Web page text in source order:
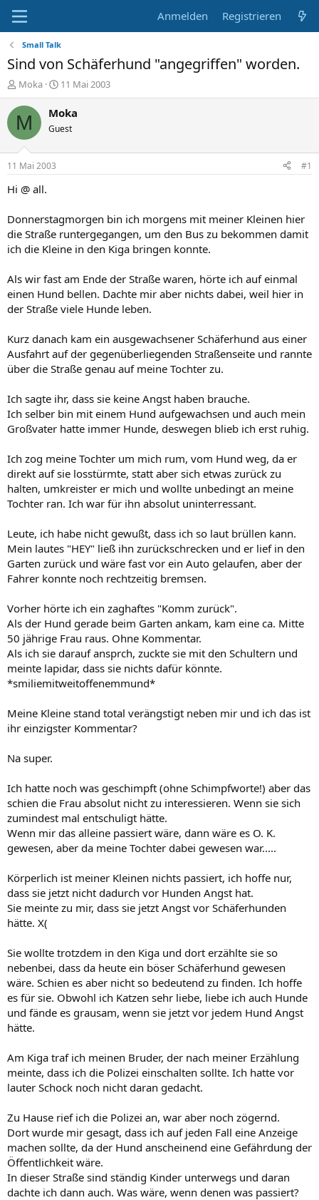
Anmelden Registrieren
Small Talk
Sind von Schäferhund "angegriffen" worden.
E
r
s
t
e
Moka
E
r
s
e
t
11 Mai 2003
M Moka
Guest
11 Mai 2003 #1
Hi @ all.
Donnerstagmorgen bin ich morgens mit meiner Kleinen hier
die Straße runtergegangen, um den Bus zu bekommen damit
ich die Kleine in den Kiga bringen konnte.
Als wir fast am Ende der Straße waren, hörte ich auf einmal
einen Hund bellen. Dachte mir aber nichts dabei, weil hier in
der Straße viele Hunde leben.
Kurz danach kam ein ausgewachsener Schäferhund aus einer
Ausfahrt auf der gegenüberliegenden Straßenseite und rannte
über die Straße genau auf meine Tochter zu.
Ich sagte ihr, dass sie keine Angst haben brauche.
Ich selber bin mit einem Hund aufgewachsen und auch mein
Großvater hatte immer Hunde, deswegen blieb ich erst ruhig.
Ich zog meine Tochter um mich rum, vom Hund weg, da er
direkt auf sie losstürmte, statt aber sich etwas zurück zu
halten, umkreister er mich und wollte unbedingt an meine
Tochter ran. Ich war für ihn absolut uninterressant.
Leute, ich habe nicht gewußt, dass ich so laut brüllen kann.
Mein lautes "HEY" ließ ihn zurückschrecken und er lief in den
Garten zurück und wäre fast vor ein Auto gelaufen, aber der
Fahrer konnte noch rechtzeitig bremsen.
Vorher hörte ich ein zaghaftes "Komm zurück".
Als der Hund gerade beim Garten ankam, kam eine ca. Mitte
50 jährige Frau raus. Ohne Kommentar.
Als ich sie darauf ansprch, zuckte sie mit den Schultern und
meinte lapidar, dass sie nichts dafür könnte.
*smiliemitweitoffenemmund*
Meine Kleine stand total verängstigt neben mir und ich das ist
ihr einzigster Kommentar?
Na super.
Ich hatte noch was geschimpft (ohne Schimpfworte!) aber das
schien die Frau absolut nicht zu interessieren. Wenn sie sich
zumindest mal entschuligt hätte.
Wenn mir das alleine passiert wäre, dann wäre es O. K.
gewesen, aber da meine Tochter dabei gewesen war.....
Körperlich ist meiner Kleinen nichts passiert, ich hoffe nur,
dass sie jetzt nicht dadurch vor Hunden Angst hat.
Sie meinte zu mir, dass sie jetzt Angst vor Schäferhunden
hätte. X(
Sie wollte trotzdem in den Kiga und dort erzählte sie so
nebenbei, dass da heute ein böser Schäferhund gewesen
wäre. Schien es aber nicht so bedeutend zu finden. Ich hoffe
es für sie. Obwohl ich Katzen sehr liebe, liebe ich auch Hunde
und fände es grausam, wenn sie jetzt vor jedem Hund Angst
hätte.
Am Kiga traf ich meinen Bruder, der nach meiner Erzählung
meinte, dass ich die Polizei einschalten sollte. Ich hatte vor
lauter Schock noch nicht daran gedacht.
Zu Hause rief ich die Polizei an, war aber noch zögernd.
Dort wurde mir gesagt, dass ich auf jeden Fall eine Anzeige
machen sollte, da der Hund anscheinend eine Gefährdung der
Öffentlichkeit wäre.
In dieser Straße sind ständig Kinder unterwegs und daran
dachte ich dann auch. Was wäre, wenn denen was passiert?